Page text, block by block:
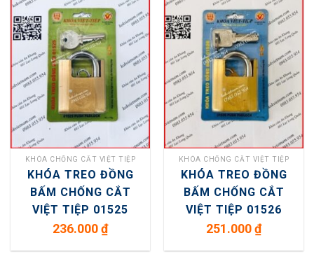
KHÓA CHỐNG CẮT VIỆT TIỆP
KHÓA TREO ĐỒNG
BẤM CHỐNG CẮT
VIỆT TIỆP 01525
236.000₫
KHÓA CHỐNG CẮT VIỆT TIỆP
KHÓA TREO ĐỒNG
BẤM CHỐNG CẮT
VIỆT TIỆP 01526
251.000₫